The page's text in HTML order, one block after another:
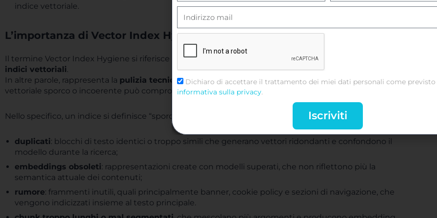
indice vettoriale.
L’importanza di Vector Index Hygiene
Il termine Vector Index Hygiene si riferisce allacura, alla coerenza e alla manutenzione degli
indici vettoriali.
In altre parole, rappresenta la pulizia tecnica di un sito web. In questo senso, infatti, un indice
vettoriale sporco o incoerente può compromettere la qualità delle risposte dei sistemi di GenAI.
Nello specifico, un indice si definisce “sporco” quando contiene:
duplicati: blocchi di testo identici o troppo simili che generano vettori ridondanti e confondono il
modello durante la ricerca;
embeddings obsoleti: rappresentazioni create con modelli superati, che non riflettono più la
semantica attuale dei contenuti;
rumore: frammenti inutili, quali principalmente banner, cookie policy e sezioni di navigazione, che
vengono indicizzati insieme al testo principale.
Dichiaro di accettare il trattamento dei miei dati personali come previsto
informativa sulla privacy.
Iscriviti